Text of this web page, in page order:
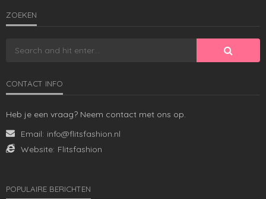
admin 4 jaren ago
ZOEKEN
CONTACT INFO
Heb je een vraag? Neem contact met ons op.
Email: info@flitsfashion.nl
Website: Flitsfashion
POPULAIRE BERICHTEN